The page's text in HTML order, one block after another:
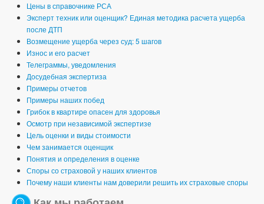
Цены в справочнике РСА
Эксперт техник или оценщик? Единая методика расчета ущерба
после ДТП
Возмещение ущерба через суд: 5 шагов
Износ и его расчет
Телеграммы, уведомления
Досудебная экспертиза
Примеры отчетов
Примеры наших побед
Грибок в квартире опасен для здоровья
Осмотр при независимой экспертизе
Цель оценки и виды стоимости
Чем занимается оценщик
Понятия и определения в оценке
Споры со страховой у наших клиентов
Почему наши клиенты нам доверили решить их страховые споры